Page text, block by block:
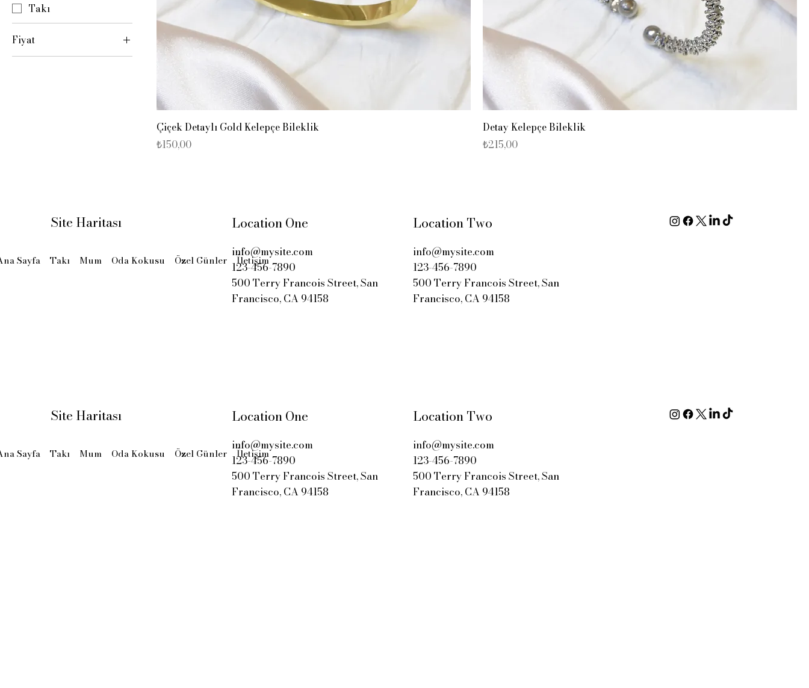
Site Haritası
Sayfa Takı Mum Oda Kokusu Özel Günler İletişim
Location One
info@mysite.com
123-456-7890
500 Terry Francois Street, San
Francisco, CA 94158
Location Two
info@mysite.com
123-456-7890
500 Terry Francois Street, San
Francisco, CA 94158
Site Haritası
Sayfa Takı Mum Oda Kokusu Özel Günler İletişim
Location One
info@mysite.com
123-456-7890
500 Terry Francois Street, San
Francisco, CA 94158
Location Two
info@mysite.com
123-456-7890
500 Terry Francois Street, San
Francisco, CA 94158
Takı
Fiyat
Çiçek Detaylı Gold Kelepçe Bileklik
Fiyat
₺150,00
Detay Kelepçe Bileklik
Fiyat
₺215,00